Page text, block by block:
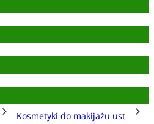
Kosmetyki do makijażu ust